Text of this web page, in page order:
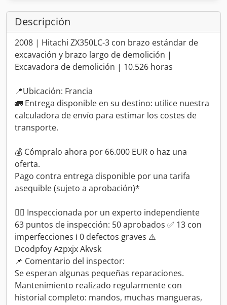
Descripción
2008 | Hitachi ZX350LC-3 con brazo estándar de
excavación y brazo largo de demolición |
Excavadora de demolición | 10.526 horas
📍Ubicación: Francia
🚛 Entrega disponible en su destino: utilice nuestra
calculadora de envío para estimar los costes de
transporte.
💰 Cómpralo ahora por 66.000 EUR o haz una
oferta.
Pago contra entrega disponible por una tarifa
asequible (sujeto a aprobación)*
👷‍♂️ Inspeccionada por un experto independiente
63 puntos de inspección: 50 aprobados ✅ 13 con
imperfecciones ℹ️ 0 defectos graves ⚠️
Dcodpfoy Azpxjx Akvsk
📌 Comentario del inspector:
Se esperan algunas pequeñas reparaciones.
Mantenimiento realizado regularmente con
historial completo: mandos, muchas mangueras,